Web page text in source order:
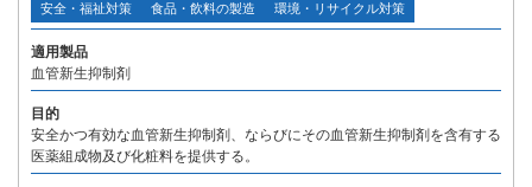
安全・福祉対策 食品・飲料の製造 環境・リサイクル対策
適用製品
血管新生抑制剤
目的
安全かつ有効な血管新生抑制剤、ならびにその血管新生抑制剤を含有する
医薬組成物及び化粧料を提供する。